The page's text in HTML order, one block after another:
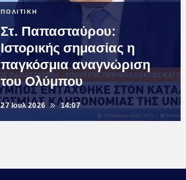
ΠΟΛΙΤΙΚΗ
Στ. Παπασταύρου:
Ιστορικής σημασίας η
παγκόσμια αναγνώριση
του Ολύμπου
27 Ιουλ 2026 14:07